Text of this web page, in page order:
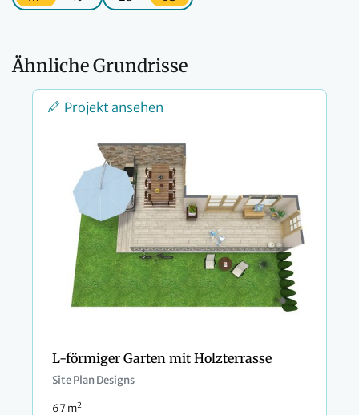
Ähnliche Grundrisse
Projekt ansehen
L-förmiger Garten mit Holzterrasse
Site Plan Designs
67 m2